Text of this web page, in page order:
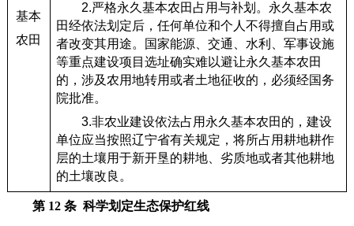
基本
农田
2.严格永久基本农田占用与补划。永久基本农
田经依法划定后，任何单位和个人不得擅自占用或
者改变其用途。国家能源、交通、水利、军事设施
等重点建设项目选址确实难以避让永久基本农田
的，涉及农用地转用或者土地征收的，必须经国务
院批准。
3.非农业建设依法占用永久基本农田的，建设
单位应当按照辽宁省有关规定，将所占用耕地耕作
层的土壤用于新开垦的耕地、劣质地或者其他耕地
的土壤改良。
第 12 条 科学划定生态保护红线